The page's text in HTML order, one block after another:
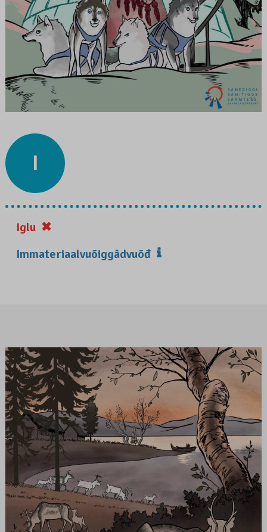
I
Iglu
Immateriaalvuõiggâdvuõđ